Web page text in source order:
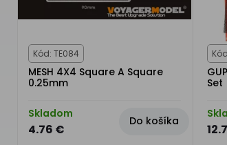
Kód: TE084
MESH 4X4 Square A Square
0.25mm
Skladom
4.76 €
Do košíka
Set